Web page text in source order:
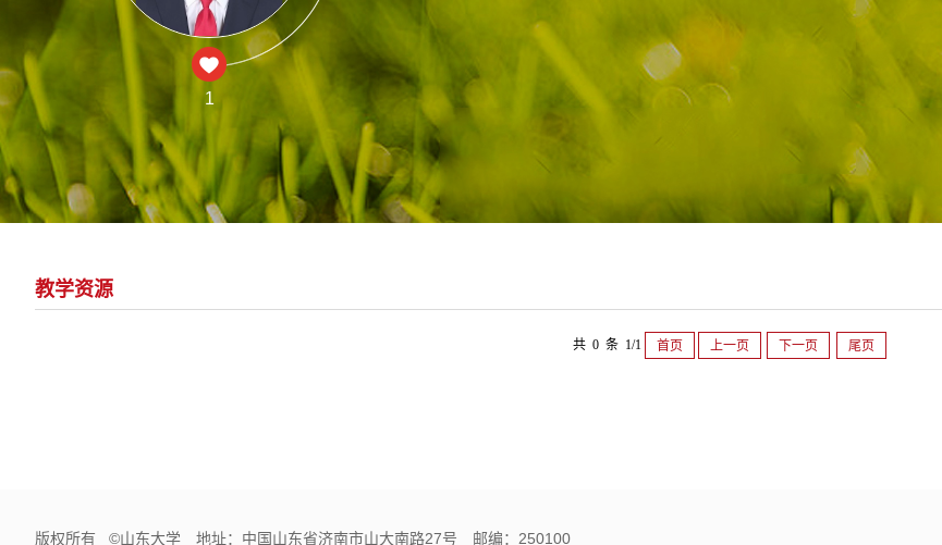
1
教学资源
共 0 条 1/1 首页 上一页 下一页 尾页
版权所有 ©山东大学 地址：中国山东省济南市山大南路27号 邮编：250100